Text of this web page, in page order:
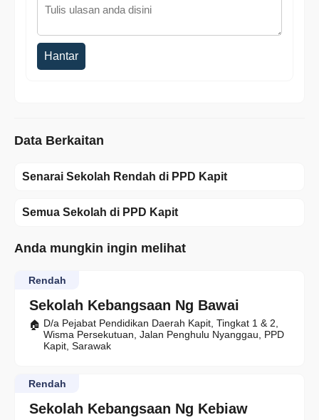
Hantar
Data Berkaitan
Senarai Sekolah Rendah di PPD Kapit
Semua Sekolah di PPD Kapit
Anda mungkin ingin melihat
Sekolah Kebangsaan Ng Bawai
Rendah
D/a Pejabat Pendidikan Daerah Kapit, Tingkat 1 & 2,
Wisma Persekutuan, Jalan Penghulu Nyanggau, PPD
Kapit, Sarawak
Sekolah Kebangsaan Ng Kebiaw
Rendah